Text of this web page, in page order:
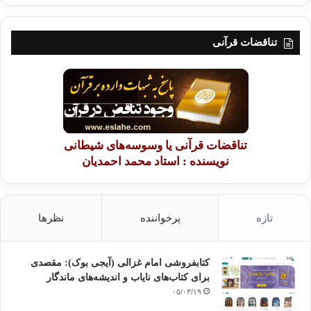
مثني وثلاث ورباع فان خفتم الا تعدلوا فواحدة او ما ملكت ايمانكم ذالك ادني الا تعولو}
نساء/3
(…واگر ترسيديد كه درباره يتيمان نتوانيد دادگري كنيد ،با زنان ديگر كه براي شما حلالند
و دوست داريد با دو يا سه يه چهار تا ازدواج كنيد ، اگر هم مي ترسيد كه نتوانيد ميان
زنان ،دادگري رعايت نماييد به يك زن اكتفا كنيد يا با كنيزان خود ازدواج نماييد. اين سبب
مي شود كه كمتر دچار كج روي و ستم شويد وفرزندان كم تري داشته باشيد .)
اين عدالت مطلوب در مراعات حقوق همسران متعدد كار آساني نيست به ويژه درباره
محبت قلبي و تمايل روحي ، كه قرآن كريم آن را مقدور انسان ندانسته است حتي اگر
(شما نمي توانيد ميان زنان دادگري كنيد ، هر چند همه كوشش و توان خود را به كار
بريد.)
تناقضات قرآنی
تناقضات قرآنی یا وسوسه‌های شیطانی
نویسنده : استاد محمد احمدیان
تازه پرخواننده نظرها
کتابفروشی امام غزالی (آیجی بوک): مقصدی
برای کتاب‌های نایاب و اندیشه‌های ماندگار
۰۵/۰۳/۱۹